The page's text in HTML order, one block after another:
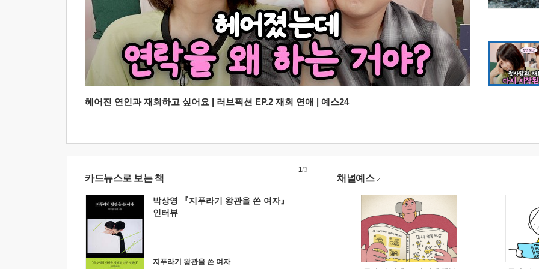
헤어진 연인과 재회하고 싶어요 | 러브픽션 EP.2 재회 연애 | 예스24
카드뉴스로 보는 책
박상영 『지푸라기 왕관을 쓴 여자』
인터뷰
지푸라기 왕관을 쓴 여자
1/3
채널예스